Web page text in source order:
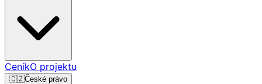
CeníkO projektu
🇨🇿České právo